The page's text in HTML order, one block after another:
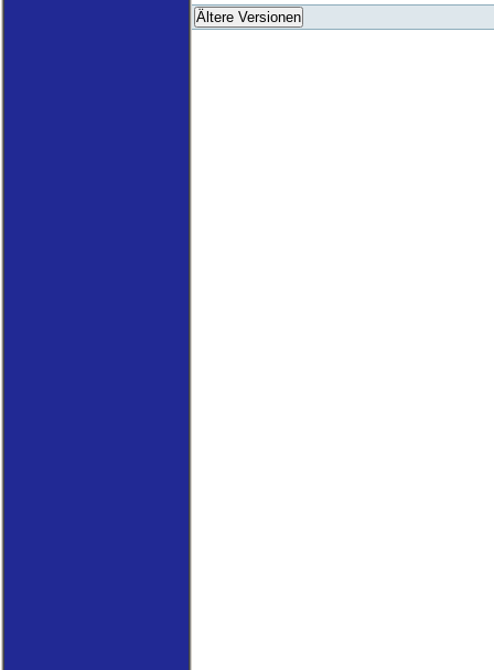
Ältere Versionen